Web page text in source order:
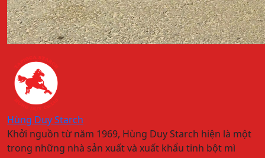
Hùng Duy Starch
Khởi nguồn từ năm 1969, Hùng Duy Starch hiện là một
trong những nhà sản xuất và xuất khẩu tinh bột mì